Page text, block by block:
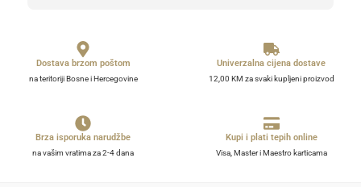
Dostava brzom poštom
na teritoriji Bosne i Hercegovine
Univerzalna cijena dostave
12,00 KM za svaki kupljeni proizvod
Brza isporuka narudžbe
na vašim vratima za 2-4 dana
Kupi i plati tepih online
Visa, Master i Maestro karticama